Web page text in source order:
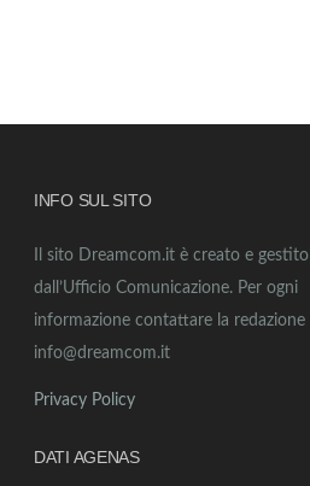
INFO SUL SITO
Il sito Dreamcom.it è creato e gestito
dall’Ufficio Comunicazione. Per ogni
informazione contattare la redazione
info@dreamcom.it
Privacy Policy
DATI AGENAS